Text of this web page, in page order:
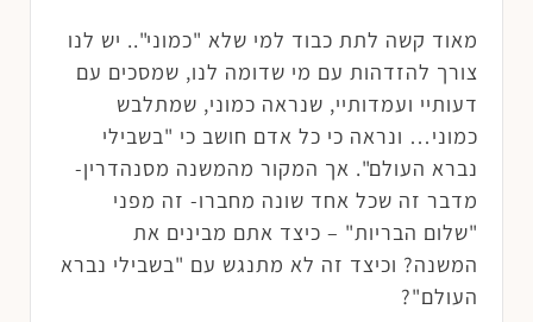
מאוד קשה לתת כבוד למי שלא "כמוני".. יש לנו
צורך להזדהות עם מי שדומה לנו, שמסכים עם
דעותיי ועמדותיי, שנראה כמוני, שמתלבש
כמוני… ונראה כי כל אדם חושב כי "בשבילי
נברא העולם". אך המקור מהמשנה מסנהדרין-
מדבר זה שכל אחד שונה מחברו- זה מפני
"שלום הבריות" – כיצד אתם מבינים את
המשנה? וכיצד זה לא מתנגש עם "בשבילי נברא
העולם"?